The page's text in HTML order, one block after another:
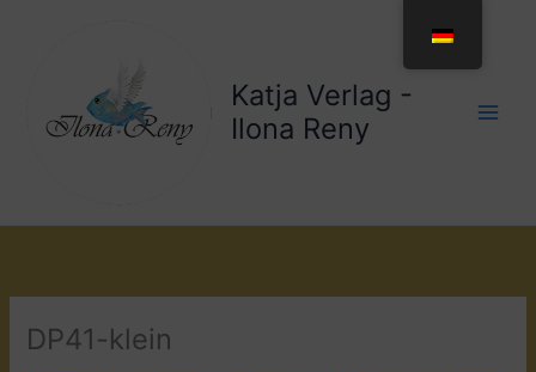
Katja Verlag -
Ilona Reny
DP41-klein